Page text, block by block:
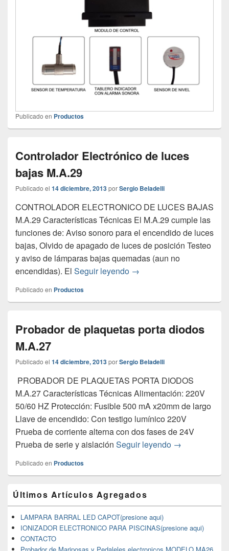
Publicado en Productos
Controlador Electrónico de luces
bajas M.A.29
Publicado el 14 diciembre, 2013porSergio Beladelli
CONTROLADOR ELECTRONICO DE LUCES BAJAS
M.A.29 Características Técnicas El M.A.29 cumple las
funciones de: Aviso sonoro para el encendido de luces
bajas, Olvido de apagado de luces de posición Testeo
y aviso de lámparas bajas quemadas (aun no
encendidas). El Seguir leyendo Controlador Electrónico
→
Publicado en Productos
Probador de plaquetas porta diodos
M.A.27
Publicado el 14 diciembre, 2013porSergio Beladelli
PROBADOR DE PLAQUETAS PORTA DIODOS
M.A.27 Características Técnicas Alimentación: 220V
50/60 HZ Protección: Fusible 500 mA x20mm de largo
Llave de encendido: Con testigo lumínico 220V
Prueba de corriente alterna con dos fases de 24V
Prueba de serie y aislación Seguir leyendo Probador de
→
Publicado en Productos
Sidebar
Widget
Area
Últimos Artículos Agregados
LAMPARA BARRAL LED CAPOT(presione aqui)
IONIZADOR ELECTRONICO PARA PISCINAS(presione aqui)
CONTACTO
Probador de Mariposas y Pedaleles electronicos MODELO MA26